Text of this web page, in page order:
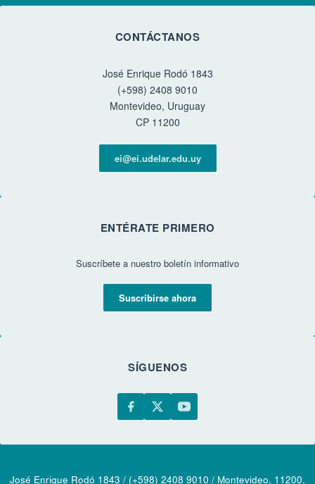
CONTÁCTANOS
José Enrique Rodó 1843
(+598) 2408 9010
Montevideo, Uruguay
CP 11200
ei@ei.udelar.edu.uy
ENTÉRATE PRIMERO
Suscríbete a nuestro boletín informativo
Suscribirse ahora
SÍGUENOS
José Enrique Rodó 1843 / (+598) 2408 9010 / Montevideo, 11200,